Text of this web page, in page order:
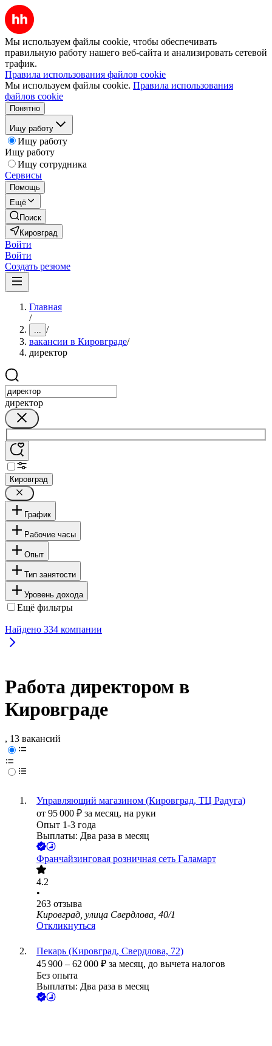
Мы используем файлы cookie, чтобы обеспечивать
правильную работу нашего веб-сайта и анализировать сетевой
трафик.
Правила использования файлов cookie
Мы используем файлы cookie. Правила использования
файлов cookie
Понятно
Ищу работу
Ищу работу
Ищу работу
Ищу сотрудника
Сервисы
Помощь
Ещё
Поиск
Кировград
Войти
Войти
Создать резюме
Главная
/
... /
вакансии в Кировграде/
директор
директор
Кировград
График
Рабочие часы
Опыт
Тип занятости
Уровень дохода
Ещё фильтры
Найдено 334 компании
Работа директором в
Кировграде
, 13 вакансий
Управляющий магазином (Кировград, ТЦ Радуга)
от 95 000 ₽ за месяц, на руки
Опыт 1-3 года
Выплаты: Два раза в месяц
Франчайзинговая розничная сеть Галамарт
4.2
•
263 отзыва
Кировград, улица Свердлова, 40/1
Откликнуться
Пекарь (Кировград, Свердлова, 72)
45 900 – 62 000 ₽ за месяц, до вычета налогов
Без опыта
Выплаты: Два раза в месяц